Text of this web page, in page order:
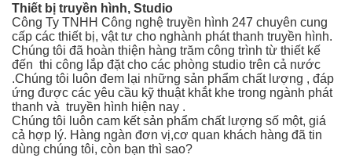
Thiết bị truyền hình, Studio
Công Ty TNHH Công nghệ truyền hình 247 chuyên cung
cấp các thiết bị, vật tư cho nghành phát thanh truyền hình.
Chúng tôi đã hoàn thiện hàng trăm công trình từ thiết kế
đến thi công lắp đặt cho các phòng studio trên cả nước
.Chúng tôi luôn đem lại những sản phẩm chất lượng , đáp
ứng được các yêu cầu kỹ thuật khắt khe trong ngành phát
thanh và truyền hình hiện nay .
Chúng tôi luôn cam kết sản phẩm chất lượng số một, giá
cả hợp lý. Hàng ngàn đơn vị,cơ quan khách hàng đã tin
dùng chúng tôi, còn bạn thì sao?